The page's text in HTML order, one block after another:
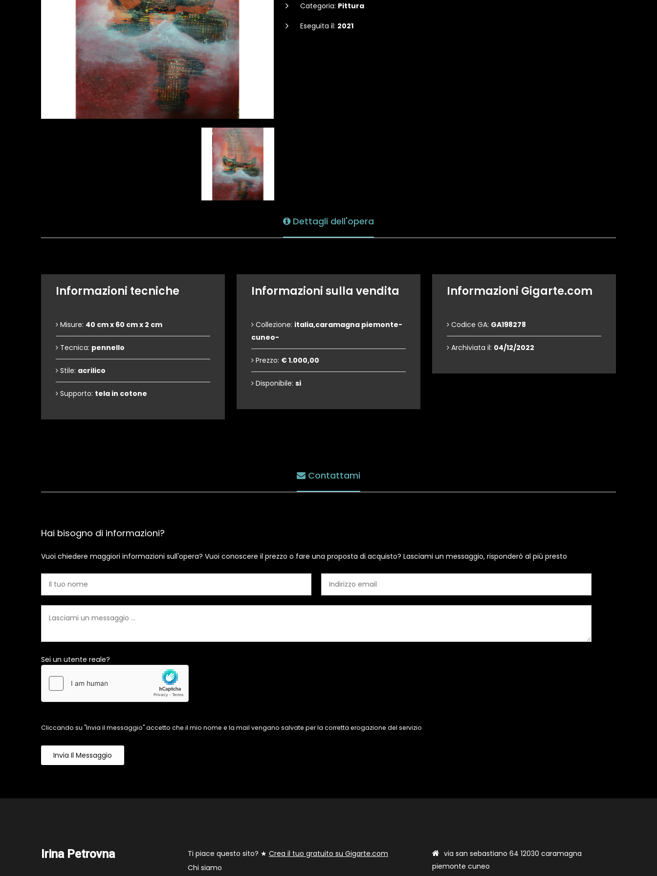
Categoria: Pittura
Eseguita il: 2021
Dettagli dell'opera
Informazioni tecniche
Misure: 40 cm x 60 cm x 2 cm
Tecnica: pennello
Stile: acrilico
Supporto: tela in cotone
Informazioni sulla vendita
Collezione: italia,caramagna piemonte-
cuneo-
Prezzo: € 1.000,00
Disponibile: si
Informazioni Gigarte.com
Codice GA: GA198278
Archiviata il: 04/12/2022
Contattami
Hai bisogno di informazioni?
Vuoi chiedere maggiori informazioni sull'opera? Vuoi conoscere il prezzo o fare una proposta di acquisto? Lasciami un messaggio, risponderò al più presto
Sei un utente reale?
Cliccando su "Invia il messaggio" accetto che il mio nome e la mail vengano salvate per la corretta erogazione del servizio
Invia Il Messaggio
Irina Petrovna Ti piace questo sito? ★ Crea il tuo gratuito su Gigarte.com
Chi siamo
via san sebastiano 64 12030 caramagna
piemonte cuneo